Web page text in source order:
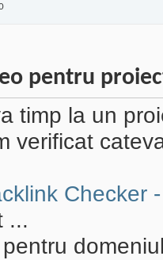
pentru
timp la un
verificat
Checker
...